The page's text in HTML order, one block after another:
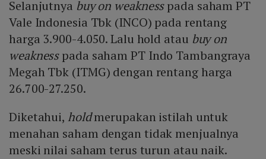
Selanjutnya buy on weaknesspada saham PT
Vale Indonesia Tbk (INCO) pada rentang
harga 3.900-4.050. Lalu hold atau buy on
weaknesspada saham PT Indo Tambangraya
Megah Tbk (ITMG) dengan rentang harga
26.700-27.250.
Diketahui, holdmerupakan istilah untuk
menahan saham dengan tidak menjualnya
meski nilai saham terus turun atau naik.